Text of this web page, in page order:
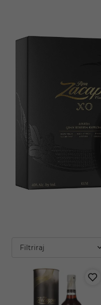
Filtriraj